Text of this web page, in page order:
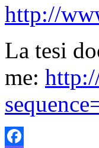
http://
La tesi
me: